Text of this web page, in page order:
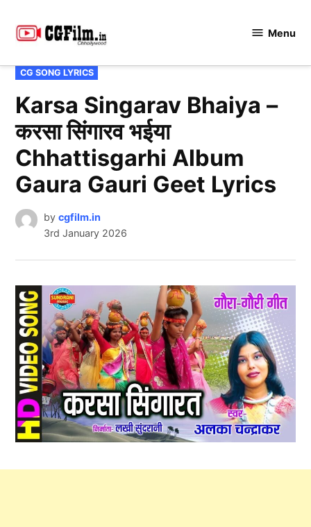
Menu
POSTED
IN
CG SONG LYRICS
Karsa Singarav Bhaiya –
करसा सिंगारव भईया
Chhattisgarhi Album
Gaura Gauri Geet Lyrics
by cgfilm.in
3rd January 2026